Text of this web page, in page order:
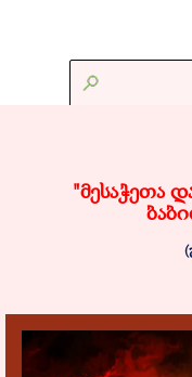
"მესაჭეთა